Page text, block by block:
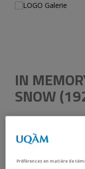
IN
SNOW
Michael Snow
tremendous artist
Préférences en matière de